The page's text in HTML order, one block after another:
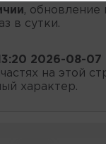
, обновление
в сутки.
2026-08-07
на этой
характер.